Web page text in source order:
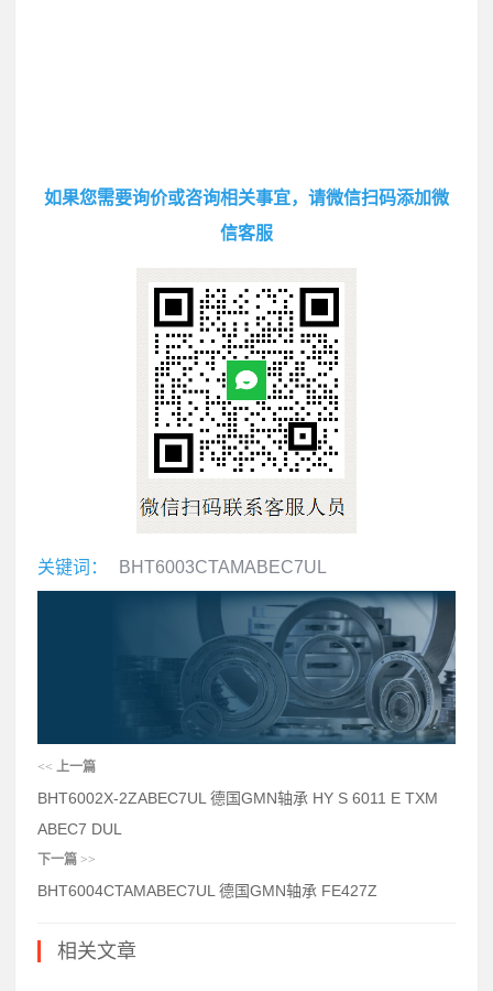
如果您需要询价或咨询相关事宜，请微信扫码添加微
信客服
关键词： BHT6003CTAMABEC7UL
<< 上一篇
BHT6002X-2ZABEC7UL 德国GMN轴承 HY S 6011 E TXM
ABEC7 DUL
下一篇 >>
BHT6004CTAMABEC7UL 德国GMN轴承 FE427Z
相关文章